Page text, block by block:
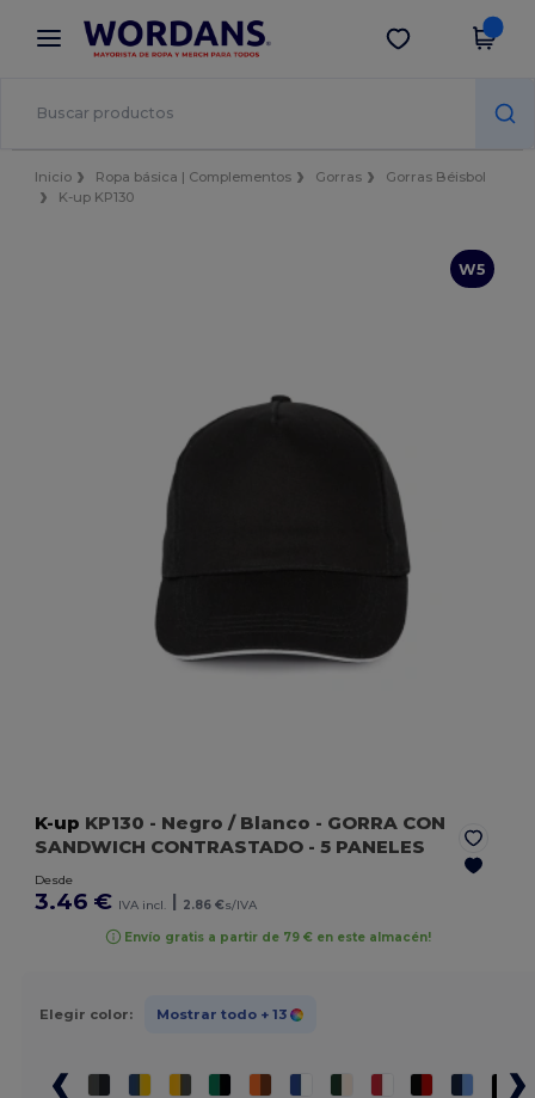
× App de Wordans
¡Mejores precios en app!
Descargar app
Inicio Ropa básica | Complementos Gorras
Gorras Béisbol
K-up KP130
W5
K-up KP130 - Negro / Blanco - GORRA CON
SANDWICH CONTRASTADO - 5 PANELES
Desde
3.46 € IVA incl. 2.86 €s/IVA
Envío gratis a partir de 79 € en este almacén!
Elegir color: Mostrar todo + 13